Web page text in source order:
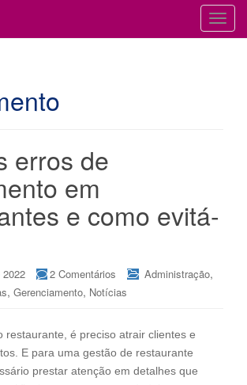
T
o
a
erros de
em
e como evitá-
2 Comentários Administração,
, Gerenciamento, Notícias
restaurante, é preciso atrair clientes e
E para uma gestão de restaurante
prestar atenção em detalhes que